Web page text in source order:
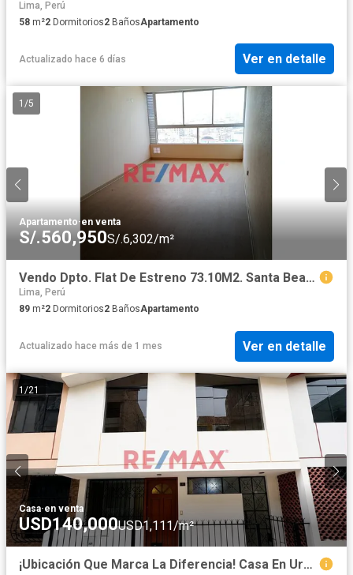
Lima, Perú
58 m²2 Dormitorios2 BañosApartamento
Actualizado hace 6 días Ver en detalle
1 /5
Apartamento·en venta
S/.560,950S/.6,302/m²
Vendo Dpto. Flat De Estreno 73.10M2. Santa Beatriz 2 Dormitorios No Paga Alcabala, Entrega Inmediata.
Lima, Perú
89 m²2 Dormitorios2 BañosApartamento
Actualizado hace más de 1 mes Ver en detalle
1 /21
Casa·en venta
USD140,000USD1,111/m²
¡Ubicación Que Marca La Diferencia! Casa En Urb Jardines Cerca Del Mall Aventura Y Estación Pirámide Del Sol.